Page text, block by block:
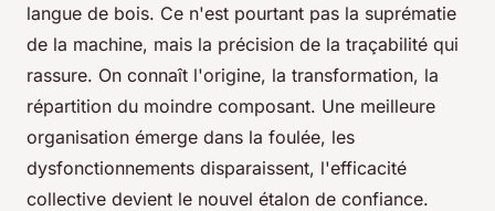
langue de bois. Ce n'est pourtant pas la suprématie
de la machine, mais la précision de la traçabilité qui
rassure. On connaît l'origine, la transformation, la
répartition du moindre composant. Une meilleure
organisation émerge dans la foulée, les
dysfonctionnements disparaissent, l'efficacité
collective devient le nouvel étalon de confiance.